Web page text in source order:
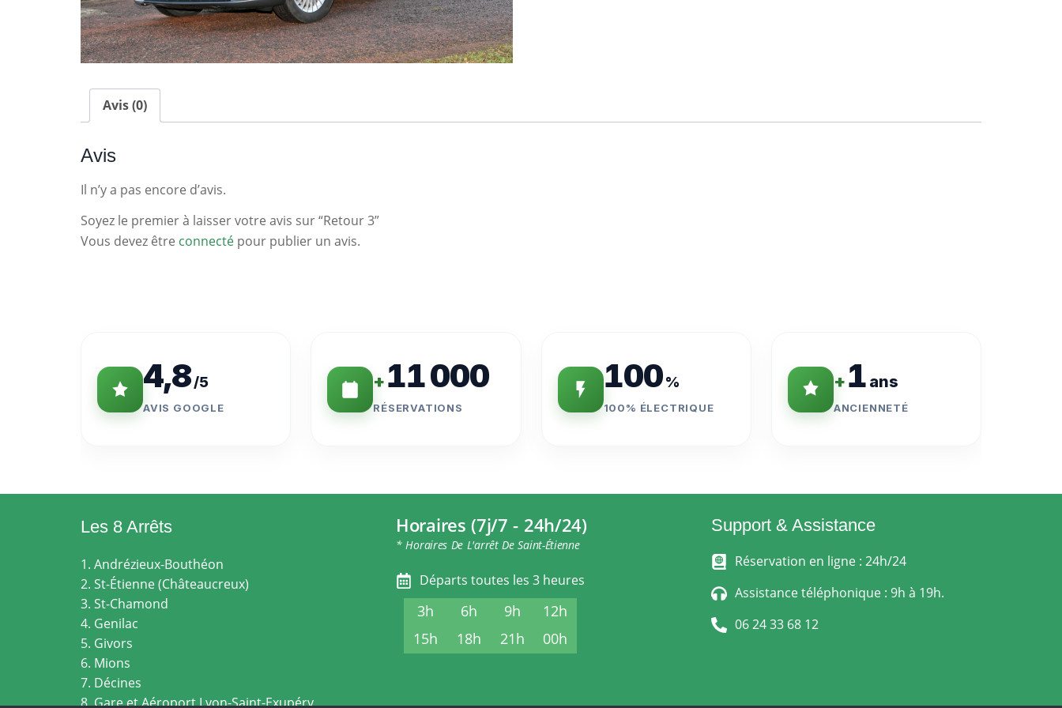
Avis (0)
Avis
Il n’y a pas encore d’avis.
Soyez le premier à laisser votre avis sur “Retour 3”
Vous devez être connecté pour publier un avis.
4,8/5
AVIS GOOGLE
+11 000
RÉSERVATIONS
100 %
100% ÉLECTRIQUE
+1 ans
ANCIENNETÉ
Les 8 Arrêts
1. Andrézieux-Bouthéon
2. St-Étienne (Châteaucreux)
3. St-Chamond
4. Genilac
5. Givors
6. Mions
7. Décines
8. Gare et Aéroport Lyon-Saint-Exupéry
Horaires (7j/7 - 24h/24)
* Horaires De L'arrêt De Saint-Étienne
Départs toutes les 3 heures
3h 6h 9h
12h
15h
18h 21h 00h
Support & Assistance
Réservation en ligne : 24h/24
Assistance téléphonique : 9h à 19h.
06 24 33 68 12